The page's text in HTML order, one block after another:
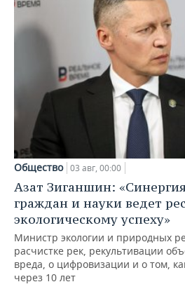
Общество 03 авг, 00:00
Азат Зиганшин:
граждан и науки ведет
экологическому успеху»
Министр экологии и природных
расчистке рек, рекультивации
вреда, о цифровизации и о том,
через 10 лет